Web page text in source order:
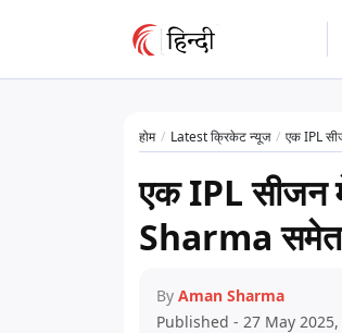
होम Latest क्रिकेट न्यूज एक IPL
एक IPL सीजन
Sharma समेत
By Aman Sharma
Published - 27 May